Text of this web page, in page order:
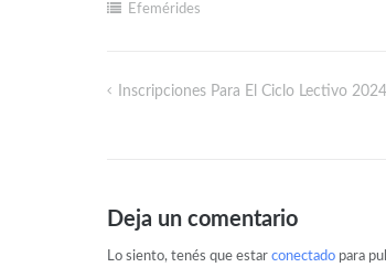
Efemérides
Inscripciones Para El Ciclo Lectivo
Deja un comentario
Lo siento, tenés que estar conectadopara